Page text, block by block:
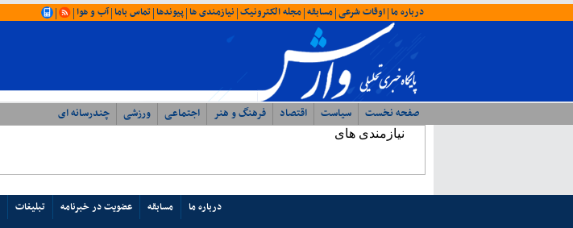
درباره ما| اوقات شرعی| مسابقه| مجله الکترونیک| نیازمندی ها| پیوندها| تماس باما| آب و هوا|
|
صفحه نخست سیاست اقتصاد فرهنگ و هنر اجتماعی ورزشی چندرسانه ای
نیازمندی های
درباره ما مسابقه عضویت در خبرنامه تبلیغات